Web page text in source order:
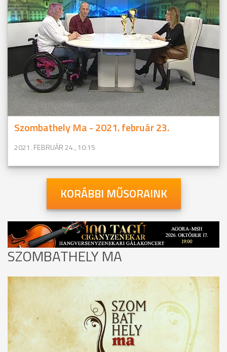
Szombathely Ma - 2021. február 23.
2021. FEBRUÁR 24., 10:15
KORÁBBI MŰSORAINK
SZOMBATHELY MA